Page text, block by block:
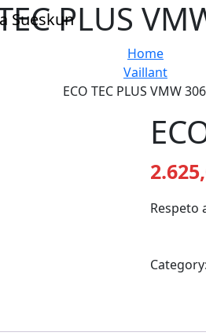
PLUS
Home
Vaillant
ECO TEC PLUS VMW
Respeto